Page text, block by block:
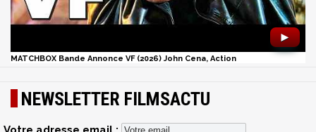
►
MATCHBOX Bande Annonce VF (2026) John Cena, Action
NEWSLETTER FILMSACTU